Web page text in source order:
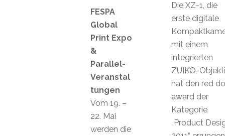
Die XZ-1, die
erste digitale
mit einem
integrierten
ZUIKO-
hat den red
award der
Kategorie
„Product
FESPA
Global
Print Expo
&
Parallel-
Veranstal
tungen
Vom 19. –
22. Mai
werden die